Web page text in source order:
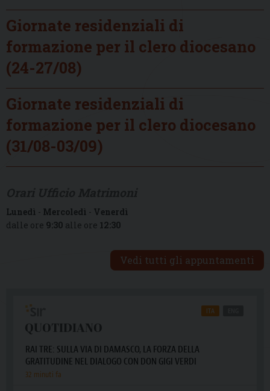
Giornate residenziali di
formazione per il clero diocesano
(24-27/08)
Giornate residenziali di
formazione per il clero diocesano
(31/08-03/09)
Lunedì - Mercoledì - Venerdì
dalle ore 9:30 alle ore 12:30
Vedi tutti gli appuntamenti